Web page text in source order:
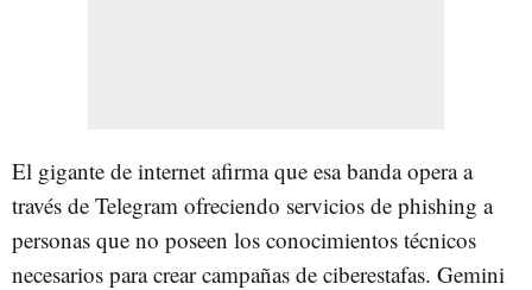
El gigante de internet afirma que esa banda opera a
través de Telegram ofreciendo servicios de phishing a
personas que no poseen los conocimientos técnicos
necesarios para crear campañas de ciberestafas. Gemini